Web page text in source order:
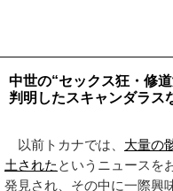
中世の“セックス狂・修
判明したスキャンダラス
以前トカナでは、 大量の
土された というニュースを
発見され、その中に一際興